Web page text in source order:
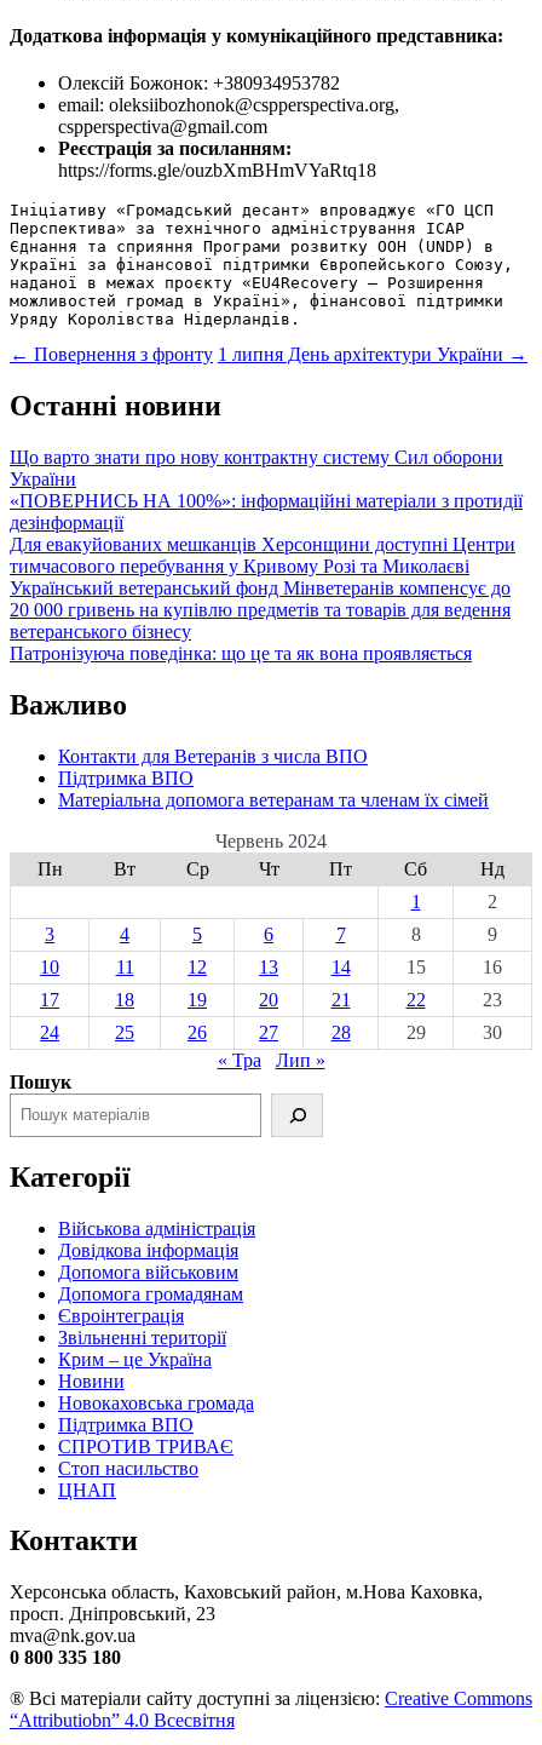
Додаткова інформація у комунікаційного представника:
Олексій Божонок: +380934953782
email: oleksiibozhonok@cspperspectiva.org,
cspperspectiva@gmail.com
Реєстрація за посиланням:
https://forms.gle/ouzbXmBHmVYaRtq18
Ініціативу «Громадський десант» впроваджує «ГО ЦСП
Перспектива» за технічного адміністрування ІСАР
Єднання та сприяння Програми розвитку ООН (UNDP) в
Україні за фінансової підтримки Європейського Союзу,
наданої в межах проєкту «EU4Recovery – Розширення
можливостей громад в Україні», фінансової підтримки
Уряду Королівства Нідерландів.
Post
navigation
← Повернення з фронту 1 липня День архітектури України →
Останні новини
Що варто знати про нову контрактну систему Сил оборони
України
«ПОВЕРНИСЬ НА 100%»: інформаційні матеріали з протидії
дезінформації
Для евакуйованих мешканців Херсонщини доступні Центри
тимчасового перебування у Кривому Розі та Миколаєві
Український ветеранський фонд Мінветеранів компенсує до
20 000 гривень на купівлю предметів та товарів для ведення
ветеранського бізнесу
Патронізуюча поведінка: що це та як вона проявляється
Важливо
Контакти для Ветеранів з числа ВПО
Підтримка ВПО
Матеріальна допомога ветеранам та членам їх сімей
Червень 2024
Пн
Вт Ср Чт Пт Сб
Нд
1
2
3
4 5 6 7 8
9
10
11 12 13 14 15
16
17
18 19 20 21 22
23
24
25 26 27 28 29
30
« Тра
Лип »
Пошук
Категорії
Військова адміністрація
Довідкова інформація
Допомога військовим
Допомога громадянам
Євроінтеграція
Звільненні території
Крим – це Україна
Новини
Новокаховська громада
Підтримка ВПО
СПРОТИВ ТРИВАЄ
Стоп насильство
ЦНАП
Контакти
Херсонська область, Каховський район, м.Нова Каховка,
просп. Дніпровський, 23
mva@nk.gov.ua
0 800 335 180
® Всі матеріали сайту доступні за ліцензією: Creative Commons
“Attributiobn” 4.0 Всесвітня